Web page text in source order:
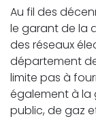
Au fil des
le garant de la
des réseaux
département
limite pas à
également à la
public, de gaz